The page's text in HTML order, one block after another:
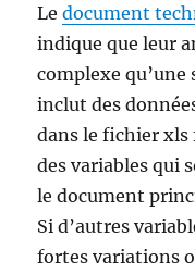
Ledocument
indique que leur
complexe
inclut des
dans le fichier xls
des variables qui
le document
Si d’autres
fortes variations